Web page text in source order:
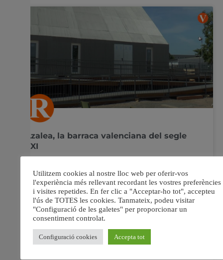
Azalea, la barraca valenciana del segle
XXI
la qual la Universitat Politècnica de València competirà
en la Solar Decathlon Europe 2019. 46 alumnes han
construït la barraca del segle XXI amb la qual la
Universitat Politècnica de València competirà en la Solar
Decathlon Europe 2019. Aquesta barraca